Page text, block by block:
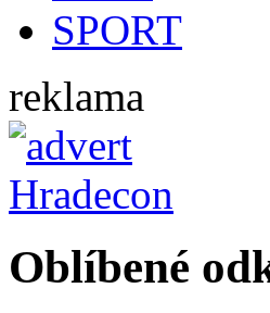
reklama
Oblíbené